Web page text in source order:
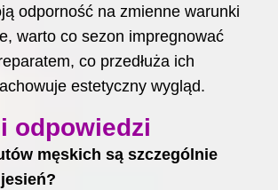
odporność na zmienne warunki
warto co sezon impregnować
co przedłuża ich
estetyczny wygląd.
odpowiedzi
męskich są szczególnie